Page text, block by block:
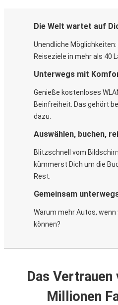
Die Welt wartet auf
Unendliche
Reiseziele in mehr als 40
Unterwegs mit
Genieße kostenloses
Beinfreiheit. Das gehört
dazu.
Auswählen, buchen,
Blitzschnell vom
kümmerst Dich um die
Rest.
Gemeinsam
Warum mehr Autos,
können?
Das Vertrauen
Millionen